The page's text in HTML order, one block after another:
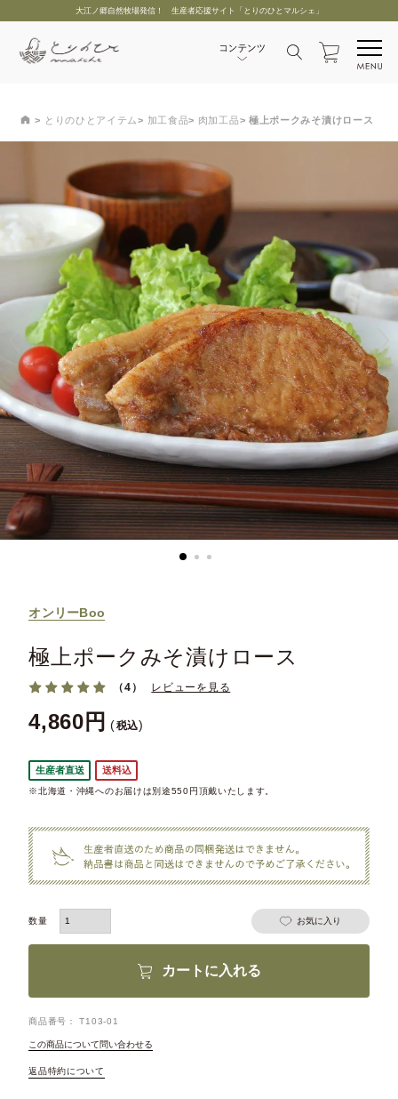
大江ノ郷自然牧場発信！ 生産者応援サイト「とりのひとマルシェ」
とりのひとアイテム 加工食品 肉加工品 極上ポークみそ漬けロース
オンリーBoo
極上ポークみそ漬けロース
（4） レビューを見る
4,860 税込
生産者直送 送料込
※北海道・沖縄へのお届けは別途550円頂戴いたします。
お気に入り
カートに入れる
商品番号 T103-01
この商品について問い合わせる
返品特約について